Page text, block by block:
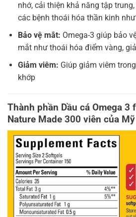
nhớ, cải thiện khả năng tập
các bệnh thoái hóa thần kinh
Bảo vệ mắt: Omega-3 giúp bảo
mắt như thoái hóa điểm vàng,
Giảm viêm: Giúp giảm viêm
khớp
Thành phần Dầu cá Omega 3
Nature Made 300 viên của Mỹ